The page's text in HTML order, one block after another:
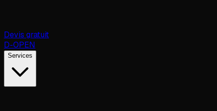
Devis gratuit
D-OPEN
Services